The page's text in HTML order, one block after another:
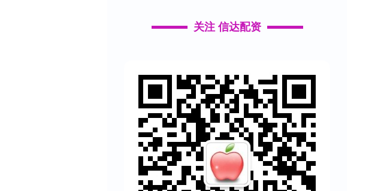
关注 信达配资